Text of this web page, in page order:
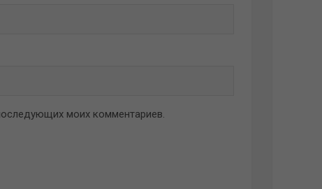
моих комментариев.